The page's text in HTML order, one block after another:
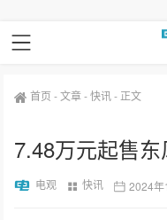
首页 -文章-快讯- 正文
7.48万元起售
电观 快讯 2024年